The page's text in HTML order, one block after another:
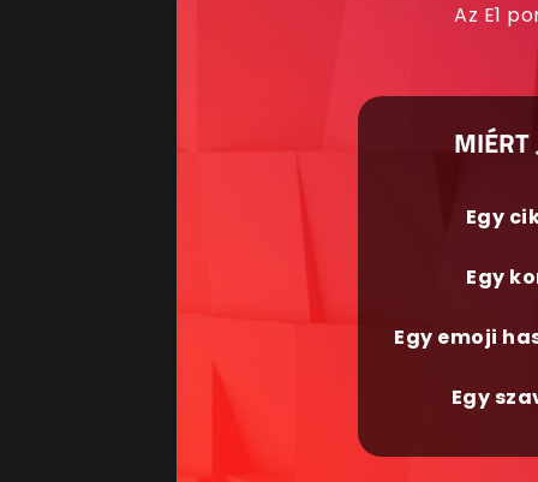
Az E1
MIÉRT
Egy
Egy
Egy emoji
Egy